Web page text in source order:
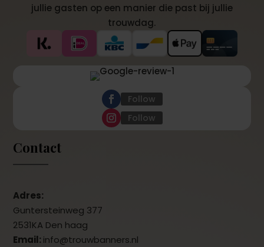
jullie gasten op een manier die past bij jullie
trouwdag.
Follow
Follow
Contact
Adres:
Guntersteinweg 377
2531KA Den haag
Email: info@trouwbanners.nl